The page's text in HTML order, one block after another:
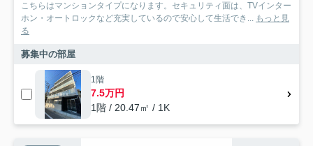
こちらはマンションタイプになります。セキュリティ面は、TVインター
ホン・オートロックなど充実しているので安心して生活でき... もっと見
る
募集中の部屋
1階
7.5万円
1階 / 20.47㎡ / 1K